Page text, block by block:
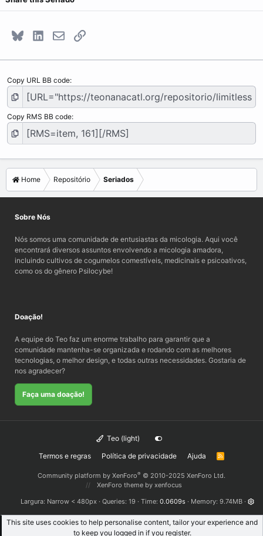
BlueskyLinkedInE-mailLink
Copy URL BB code
Copy RMS BB code
Home Repositório Seriados
Sobre Nós
Nós somos uma comunidade de entusiastas da micologia. Aqui você
encontrará diversos assuntos envolvendo a micologia amadora,
incluindo cultivos de cogumelos comestíveis, medicinais e psicoativos,
como os do gênero Psilocybe!
Doação!
A equipe do Teo faz um enorme trabalho para garantir que a
comunidade mantenha-se organizada e rodando com as melhores
tecnologias, o melhor design, e todas outras necessidades. Gostaria de
nos agradecer?
Faça uma doação!
Teo (light)
Termos e regras
Política de privacidade Ajuda
R
Community platform by XenForo® © 2010-2025 XenForo Ltd.
XenForo theme by xenfocus
Largura
Queries 19 Time 0.0609s Memory 9.74MB
This site uses cookies to help personalise content, tailor your experience and
to keep you logged in if you register.